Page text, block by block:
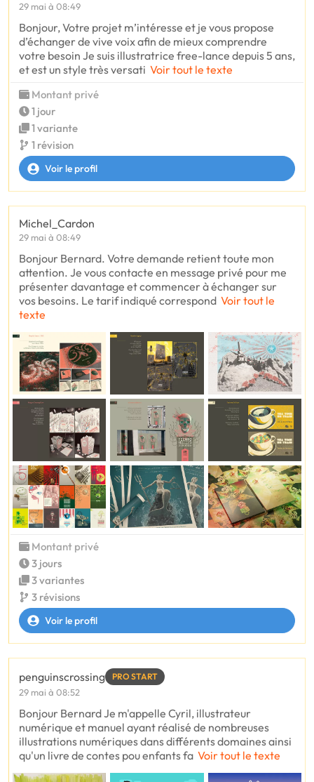
29 mai à 08:49
Bonjour, Votre projet m’intéresse et je vous propose
d’échanger de vive voix afin de mieux comprendre
votre besoin Je suis illustratrice free-lance depuis 5 ans,
et est un style très versati Voir tout le texte
Montant privé
1 jour
1 variante
1 révision
Voir le profil
Michel_Cardon
29 mai à 08:49
Bonjour Bernard. Votre demande retient toute mon
attention. Je vous contacte en message privé pour me
présenter davantage et commencer à échanger sur
vos besoins. Le tarif indiqué correspond Voir tout le
texte
Montant privé
3 jours
3 variantes
3 révisions
Voir le profil
penguinscrossing PRO START
29 mai à 08:52
Bonjour Bernard Je m'appelle Cyril, illustrateur
numérique et manuel ayant réalisé de nombreuses
illustrations numériques dans différents domaines ainsi
qu'un livre de contes pou enfants fa Voir tout le texte